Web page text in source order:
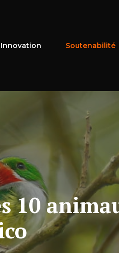
Innovation Soutenabilité
10